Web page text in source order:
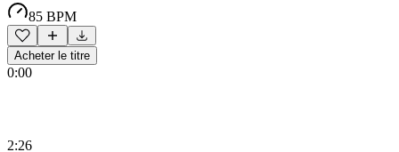
85 BPM
Acheter le titre
0:00
2:26